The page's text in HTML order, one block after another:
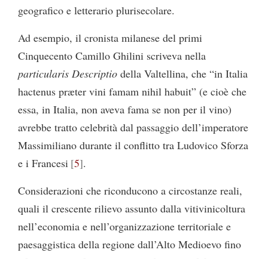
geografico e letterario plurisecolare.
Ad esempio, il cronista milanese del primi
Cinquecento Camillo Ghilini scriveva nella
particularis Descriptio della Valtellina, che “in Italia
hactenus præter vini famam nihil habuit” (e cioè che
essa, in Italia, non aveva fama se non per il vino)
avrebbe tratto celebrità dal passaggio dell’imperatore
Massimiliano durante il conflitto tra Ludovico Sforza
e i Francesi 5 .
Considerazioni che riconducono a circostanze reali,
quali il crescente rilievo assunto dalla vitivinicoltura
nell’economia e nell’organizzazione territoriale e
paesaggistica della regione dall’Alto Medioevo fino